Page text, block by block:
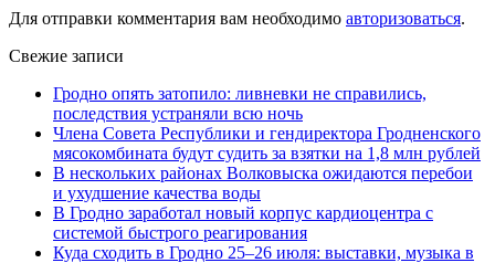
Для отправки комментария вам необходимо авторизоваться.
Свежие записи
Гродно опять затопило: ливневки не справились,
последствия устраняли всю ночь
Члена Совета Республики и гендиректора Гродненского
мясокомбината будут судить за взятки на 1,8 млн рублей
В нескольких районах Волковыска ожидаются перебои
и ухудшение качества воды
В Гродно заработал новый корпус кардиоцентра с
системой быстрого реагирования
Куда сходить в Гродно 25–26 июля: выставки, музыка в